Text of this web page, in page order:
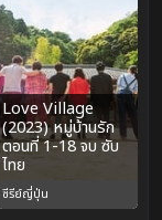
Love Village
(2023) หมู่บ้านรัก
ตอนที่ 1-18 จบ ซับ
ไทย
ซีรีย์ญี่ปุ่น